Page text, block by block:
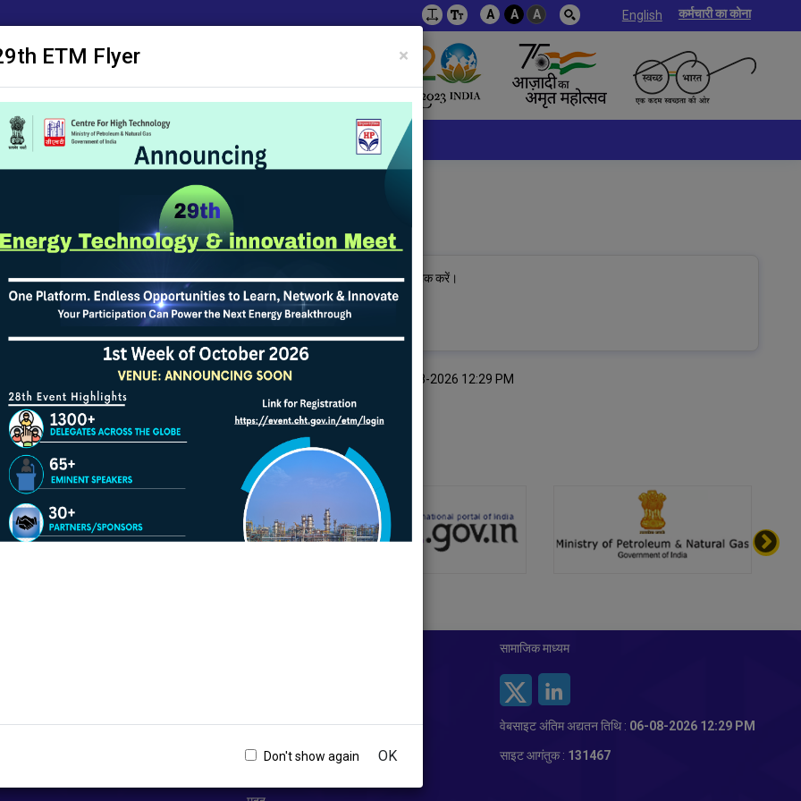
×
ETM Flyer
Don't show again OK
A A A English कर्मचारी का कोना
ए सी एम अनुसंधान प्रस्ताव योजनाओं
अधिसूचना उपलब्ध नहीं है, संग्रह अधिसूचनाएं देखने के लिए कृपया नीचे दिए गए लिंक पर क्लिक करें।
पिछले पृष्ठ पर जाने के लिए|पृष्ठ अंतिम अद्यतन तिथि:06-08-2026 12:29 PM
रद्दीकरण
मंत्रालय
विवरण
नियम और शर्तें
उपयोग की शर्तें
सामाजिक माध्यम
वेबसाइट अंतिम अद्यतन तिथि : 06-08-2026 12:29 PM
साइट आगंतुक : 131467